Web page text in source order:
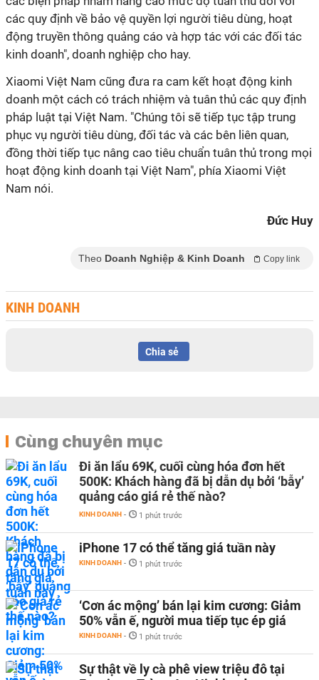
các quy định về bảo vệ quyền lợi người tiêu dùng, hoạt
động truyền thông quảng cáo và hợp tác với các đối tác
kinh doanh", doanh nghiệp cho hay.
Xiaomi Việt Nam cũng đưa ra cam kết hoạt động kinh
doanh một cách có trách nhiệm và tuân thủ các quy định
pháp luật tại Việt Nam. "Chúng tôi sẽ tiếp tục tập trung
phục vụ người tiêu dùng, đối tác và các bên liên quan,
đồng thời tiếp tục nâng cao tiêu chuẩn tuân thủ trong mọi
hoạt động kinh doanh tại Việt Nam", phía Xiaomi Việt
Nam nói.
Đức Huy
Theo Doanh Nghiệp & Kinh Doanh Copy link
KINH DOANH
Chia sẻ
Cùng chuyên mục
Đi ăn lẩu 69K, cuối cùng hóa đơn hết
500K: Khách hàng đã bị dẫn dụ bởi ‘bẫy’
quảng cáo giá rẻ thế nào?
KINH DOANH - 1 phút trước
iPhone 17 có thể tăng giá tuần này
KINH DOANH - 1 phút trước
‘Cơn ác mộng’ bán lại kim cương: Giảm
50% vẫn ế, người mua tiếp tục ép giá
KINH DOANH - 1 phút trước
Sự thật về ly cà phê view triệu đô tại